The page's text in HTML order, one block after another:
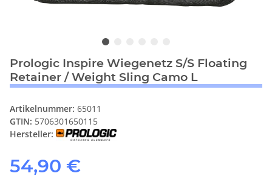
Prologic Inspire Wiegenetz S/S Floating
Retainer / Weight Sling Camo L
Artikelnummer: 65011
GTIN: 5706301650115
Hersteller:
54,90 €